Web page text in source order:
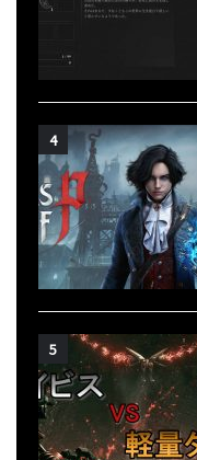
4
5